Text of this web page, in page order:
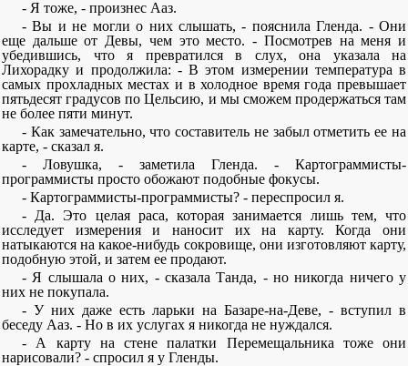
- Я тоже, - произнес Ааз.
- Вы и не могли о них слышать, - пояснила Гленда. - Они
еще дальше от Девы, чем это место. - Посмотрев на меня и
убедившись, что я превратился в слух, она указала на
Лихорадку и продолжила: - В этом измерении температура в
самых прохладных местах и в холодное время года превышает
пятьдесят градусов по Цельсию, и мы сможем продержаться там
не более пяти минут.
- Как замечательно, что составитель не забыл отметить ее на
карте, - сказал я.
- Ловушка, - заметила Гленда. - Картограммисты-
программисты просто обожают подобные фокусы.
- Картограммисты-программисты? - переспросил я.
- Да. Это целая раса, которая занимается лишь тем, что
исследует измерения и наносит их на карту. Когда они
натыкаются на какое-нибудь сокровище, они изготовляют карту,
подобную этой, и затем ее продают.
- Я слышала о них, - сказала Танда, - но никогда ничего у
них не покупала.
- У них даже есть ларьки на Базаре-на-Деве, - вступил в
беседу Ааз. - Но в их услугах я никогда не нуждался.
- А карту на стене палатки Перемещальника тоже они
нарисовали? - спросил я у Гленды.